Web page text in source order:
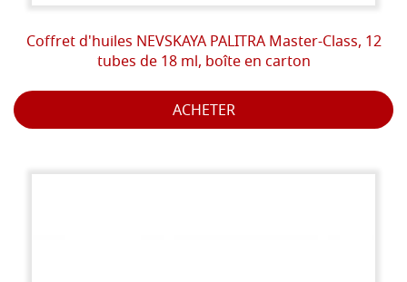
Coffret d'huiles NEVSKAYA PALITRA Master-Class, 12
tubes de 18 ml, boîte en carton
ACHETER